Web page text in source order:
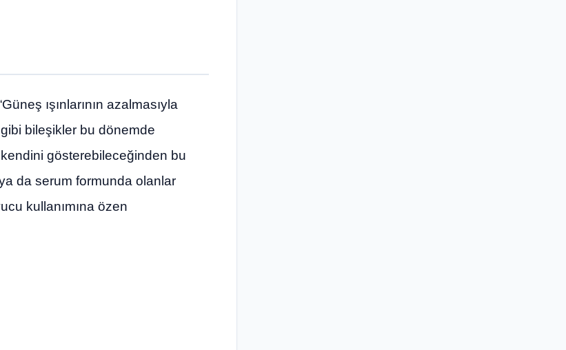
ışınlarının azalmasıyla
gibi bileşikler bu dönemde
kendini gösterebileceğinden bu
da serum formunda olanlar
kullanımına özen